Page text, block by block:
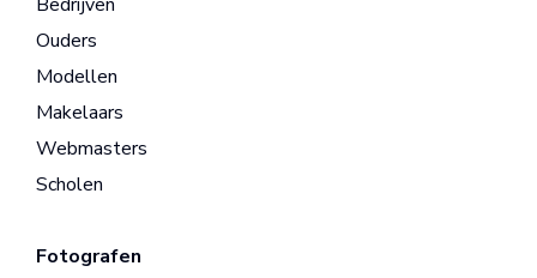
Ouders
Modellen
Makelaars
Webmasters
Scholen
Fotografen